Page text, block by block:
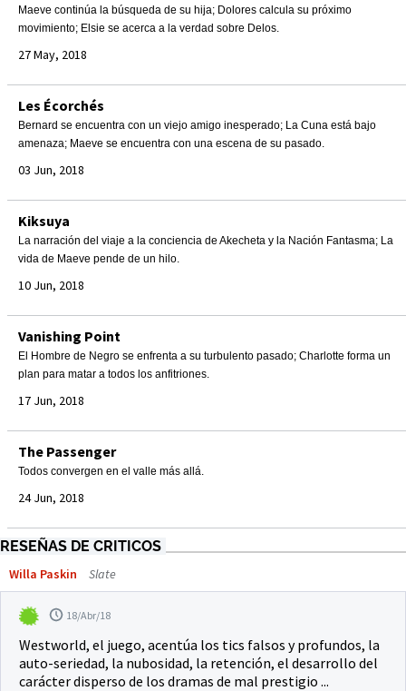
Maeve continúa la búsqueda de su hija; Dolores calcula su próximo
movimiento; Elsie se acerca a la verdad sobre Delos.
27 May, 2018
Les Écorchés
Bernard se encuentra con un viejo amigo inesperado; La Cuna está bajo
amenaza; Maeve se encuentra con una escena de su pasado.
03 Jun, 2018
Kiksuya
La narración del viaje a la conciencia de Akecheta y la Nación Fantasma; La
vida de Maeve pende de un hilo.
10 Jun, 2018
Vanishing Point
El Hombre de Negro se enfrenta a su turbulento pasado; Charlotte forma un
plan para matar a todos los anfitriones.
17 Jun, 2018
The Passenger
Todos convergen en el valle más allá.
24 Jun, 2018
RESEÑAS DE CRITICOS
Willa Paskin Slate
18/Abr/18
Westworld, el juego, acentúa los tics falsos y profundos, la
auto-seriedad, la nubosidad, la retención, el desarrollo del
carácter disperso de los dramas de mal prestigio ...